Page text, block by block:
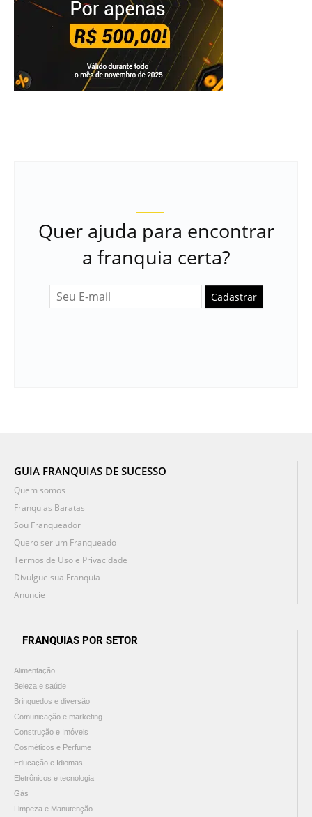
Quer ajuda para encontrar
a franquia certa?
Cadastrar
GUIA FRANQUIAS DE SUCESSO
Quem somos
Franquias Baratas
Sou Franqueador
Quero ser um Franqueado
Termos de Uso e Privacidade
Divulgue sua Franquia
Anuncie
FRANQUIAS POR SETOR
Alimentação
Beleza e saúde
Brinquedos e diversão
Comunicação e marketing
Construção e Imóveis
Cosméticos e Perfume
Educação e Idiomas
Eletrônicos e tecnologia
Gás
Limpeza e Manutenção